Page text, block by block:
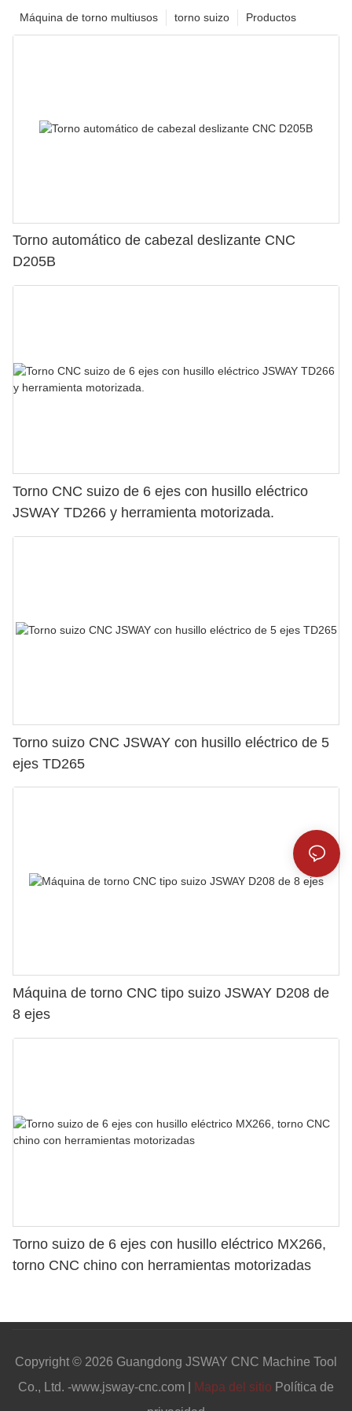
Productos
torno suizo
Máquina de torno multiusos
Torno automático de cabezal deslizante CNC
D205B
Torno CNC suizo de 6 ejes con husillo eléctrico
JSWAY TD266 y herramienta motorizada.
Torno suizo CNC JSWAY con husillo eléctrico de 5
ejes TD265
Máquina de torno CNC tipo suizo JSWAY D208 de
8 ejes
Torno suizo de 6 ejes con husillo eléctrico MX266,
torno CNC chino con herramientas motorizadas
Copyright © 2026 Guangdong JSWAY CNC Machine Tool
Co., Ltd. -www.jsway-cnc.com |
Mapa del sitio Política de